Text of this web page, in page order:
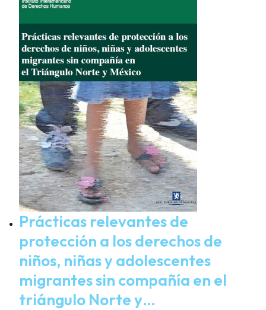
Prácticas relevantes de
protección a los derechos de
niños, niñas y adolescentes
migrantes sin compañía en el
triángulo Norte y…